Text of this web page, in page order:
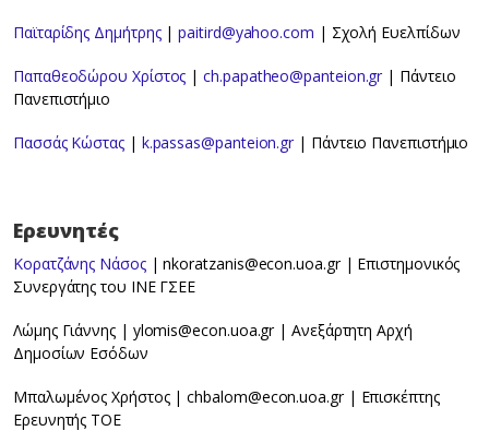
Παϊταρίδης Δημήτρης|paitird@yahoo.com | Σχολή Ευελπίδων
Παπαθεοδώρου Χρίστος |ch.papatheo@panteion.gr | Πάντειο
Πανεπιστήμιο
Πασσάς Κώστας| k.passas@panteion.gr | Πάντειο Πανεπιστήμιο
Ερευνητές
Κορατζάνης Νάσος| nkoratzanis@econ.uoa.gr | Επιστημονικός
Συνεργάτης του ΙΝΕ ΓΣΕΕ
Λώμης Γιάννης | ylomis@econ.uoa.gr | Ανεξάρτητη Αρχή
Δημοσίων Εσόδων
Μπαλωμένος Χρήστος | chbalom@econ.uoa.gr | Επισκέπτης
Ερευνητής ΤΟΕ